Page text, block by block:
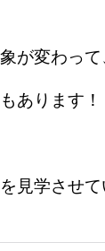
が変わって
あります！
見学させて